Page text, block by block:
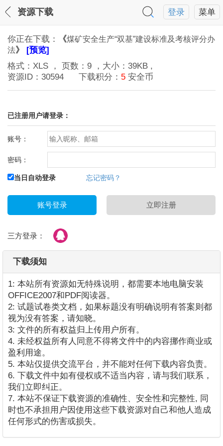
菜单
登录
资源下载
你正在下载： 《煤矿安全生产“双基”建设标准及考核评分办
法》 [预览]
格式： XLS ， 页数： 9 ，大小： 39KB ,
资源ID： 30594 下载积分： 5 安全币
已注册用户请登录：
账号：
密码：
当日自动登录 忘记密码？
三方登录：
下载须知
1: 本站所有资源如无特殊说明，都需要本地电脑安装
OFFICE2007和PDF阅读器。
2: 试题试卷类文档，如果标题没有明确说明有答案则都
视为没有答案，请知晓。
3: 文件的所有权益归上传用户所有。
4. 未经权益所有人同意不得将文件中的内容挪作商业或
盈利用途。
5. 本站仅提供交流平台，并不能对任何下载内容负责。
6. 下载文件中如有侵权或不适当内容，请与我们联系，
我们立即纠正。
7. 本站不保证下载资源的准确性、安全性和完整性, 同
时也不承担用户因使用这些下载资源对自己和他人造成
任何形式的伤害或损失。